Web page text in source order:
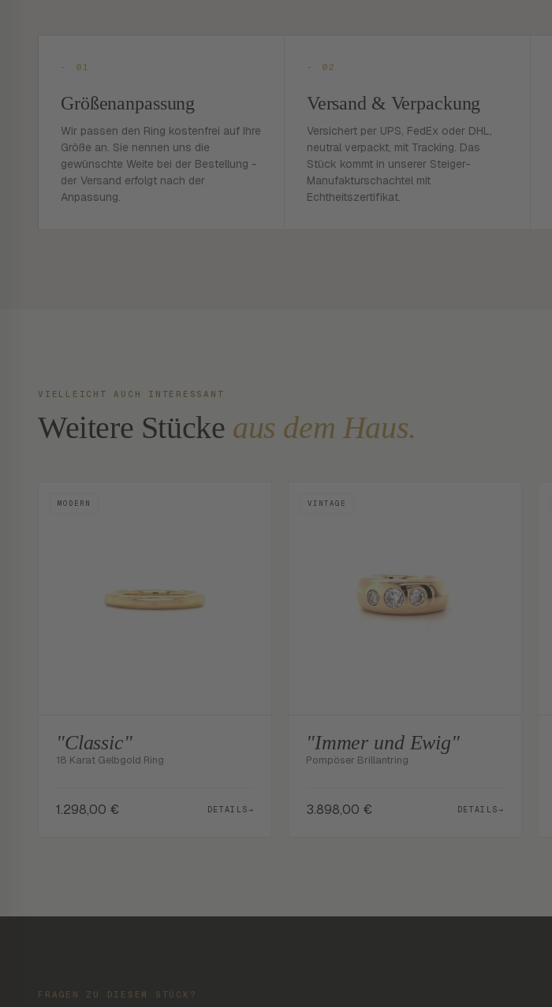
- 01
Größenanpassung
Wir passen den Ring kostenfrei auf Ihre
Größe an. Sie nennen uns die
gewünschte Weite bei der Bestellung -
der Versand erfolgt nach der
Anpassung.
- 02
Versand & Verpackung
Versichert per UPS, FedEx oder DHL,
neutral verpackt, mit Tracking. Das
Stück kommt in unserer Steiger-
Manufakturschachtel mit
Echtheitszertifikat.
VIELLEICHT AUCH INTERESSANT
Weitere Stücke aus dem Haus.
MODERN
"Classic"
18 Karat Gelbgold Ring
1.298,00 € DETAILS→
VINTAGE
"Immer und Ewig"
Pompöser Brillantring
3.898,00 € DETAILS→
FRAGEN ZU DIESEM STÜCK?